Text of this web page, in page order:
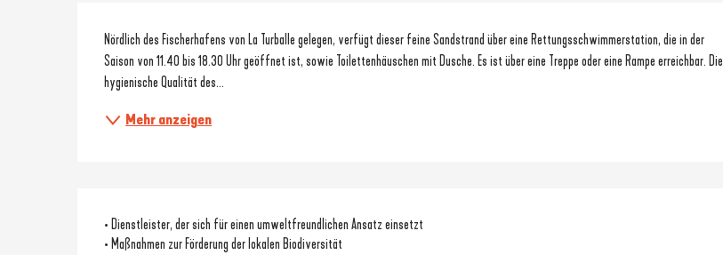
Beschreibung
Nördlich des Fischerhafens von La Turballe gelegen, verfügt dieser feine Sandstrand über eine Rettungsschwimmerstation, die in der
Saison von 11.40 bis 18.30 Uhr geöffnet ist, sowie Toilettenhäuschen mit Dusche. Es ist über eine Treppe oder eine Rampe erreichbar. Die
hygienische Qualität des...
Mehr anzeigen
• Dienstleister, der sich für einen umweltfreundlichen Ansatz einsetzt
• Maßnahmen zur Förderung der lokalen Biodiversität